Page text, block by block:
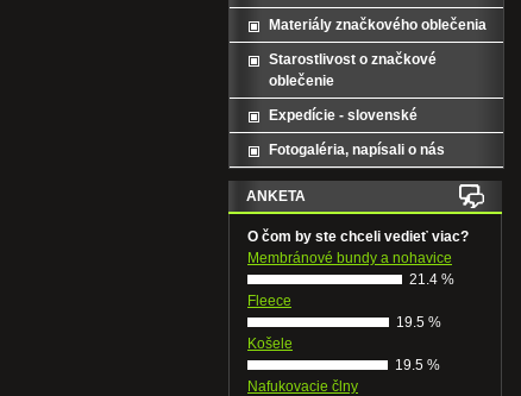
Materiály značkového oblečenia
Starostlivost o značkové
oblečenie
Expedície - slovenské
Fotogaléria, napísali o nás
ANKETA
O čom by ste chceli vedieť viac?
Membránové bundy a nohavice
21.4 %
Fleece
19.5 %
Košele
19.5 %
Nafukovacie člny